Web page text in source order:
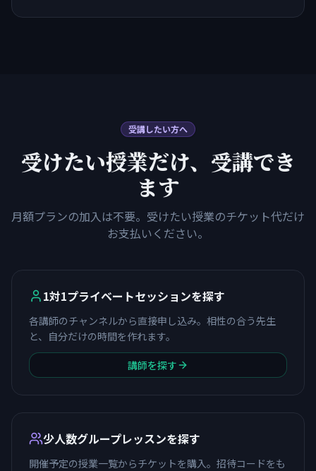
受講したい方へ
受けたい授業だけ、受講でき
ます
月額プランの加入は不要。受けたい授業のチケット代だけ
お支払いください。
1対1プライベートセッションを探す
各講師のチャンネルから直接申し込み。相性の合う先生
と、自分だけの時間を作れます。
講師を探す
少人数グループレッスンを探す
開催予定の授業一覧からチケットを購入。招待コードをも